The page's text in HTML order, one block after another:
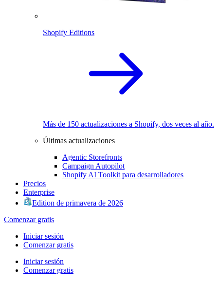
Shopify Editions
Más de 150 actualizaciones a Shopify, dos veces al año.
Últimas actualizaciones
Agentic Storefronts
Campaign Autopilot
Shopify AI Toolkit para desarrolladores
Precios
Enterprise
Edition de primavera de 2026
Comenzar gratis
Iniciar sesión
Comenzar gratis
Iniciar sesión
Comenzar gratis